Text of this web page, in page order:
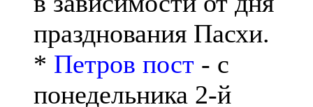
празднования Пасхи.
* Петров пост - с
понедельника 2-й